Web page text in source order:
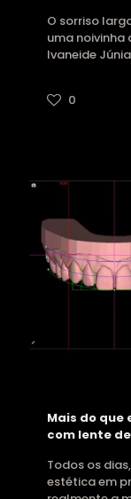
O sorriso
uma noivinha
Ivaneide
0
Mais do
com lente
Todos os
estética em